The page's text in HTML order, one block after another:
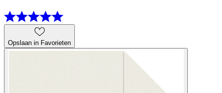
Opslaan in Favorieten